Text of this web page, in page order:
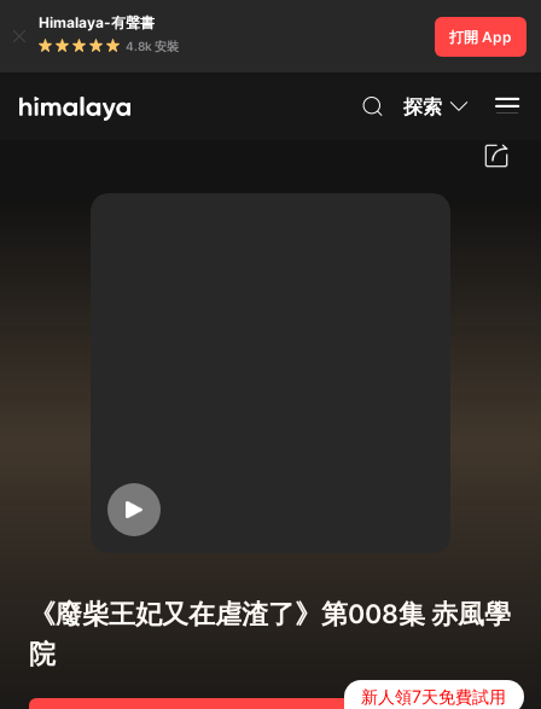
Himalaya-有聲書
4.8k 安裝
打開 App
探索
《廢柴王妃又在虐渣了》第008集 赤風學
院
新人領7天免費試用